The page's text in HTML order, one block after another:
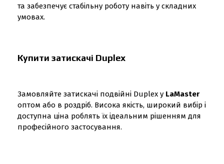
та забезпечує стабільну роботу навіть у складних
умовах.
Купити затискачі Duplex
Замовляйте затискачі подвійні Duplex у LaMaster
оптом або в роздріб. Висока якість, широкий вибір і
доступна ціна роблять їх ідеальним рішенням для
професійного застосування.